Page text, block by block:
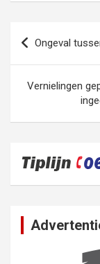
Bericht
navigatie
Ongeval
Vernielingen